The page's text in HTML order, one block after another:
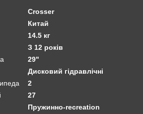
Crosser
Китай
14.5 кг
З 12 років
29"
Дисковий гідравлічні
2
27
Пружинно-recreation